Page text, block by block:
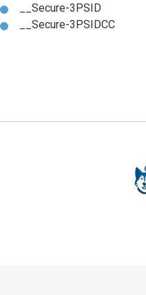
__Secure-3PSID
__Secure-3PSIDCC